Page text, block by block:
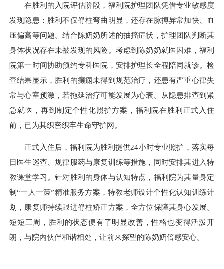
在胜利的入院评估阶段，福利院护理团队凭借专业敏感度
发现隐患：胜利不仅脊柱弯曲明显，还存在脉搏异常加快、血
压偏高等问题。结合陈奶奶所述的抽搐症状，护理团队判断其
身体状况存在未被发现的风险。考虑到陈奶奶就医困难，福利
院第一时间协助预约专科医院，安排护理长全程陪同就诊。检
查结果显示，胜利的癫痫未得到规范治疗，还患有严重心律失
常与心室预激，若拖延治疗可能发展为心衰。从隐患排查到紧
急就医，再到制定个性化照护方案，福利院在胜利正式入住
前，已为其织密织牢生命守护网。
正式入住后，福利院为胜利提供24小时专业照护，落实每
日医生巡查、规律服药与康复训练等措施，同时安排其进入特
教课堂学习。针对胜利的身体与认知特点，福利院为其量身定
制“一人一策”精准服务方案，特教老师设计个性化认知训练计
划，康复师持续跟进脊柱矫正方案，全方位保障其身心发展。
短短三周，胜利的状态便有了明显改善，性格也变得活泼开
朗，与院内伙伴和谐相处，让前来探望的陈奶奶倍感安心。